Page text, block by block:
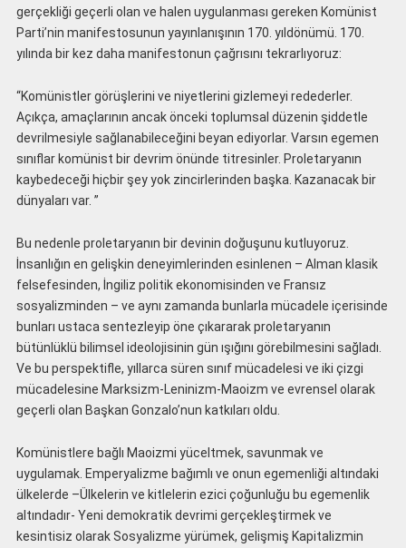
gerçekliği geçerli olan ve halen uygulanması gereken Komünist
Parti’nin manifestosunun yayınlanışının 170. yıldönümü. 170.
yılında bir kez daha manifestonun çağrısını tekrarlıyoruz:
“Komünistler görüşlerini ve niyetlerini gizlemeyi redederler.
Açıkça, amaçlarının ancak önceki toplumsal düzenin şiddetle
devrilmesiyle sağlanabileceğini beyan ediyorlar. Varsın egemen
sınıflar komünist bir devrim önünde titresinler. Proletaryanın
kaybedeceği hiçbir şey yok zincirlerinden başka. Kazanacak bir
dünyaları var. ”
Bu nedenle proletaryanın bir devinin doğuşunu kutluyoruz.
İnsanlığın en gelişkin deneyimlerinden esinlenen – Alman klasik
felsefesinden, İngiliz politik ekonomisinden ve Fransız
sosyalizminden – ve aynı zamanda bunlarla mücadele içerisinde
bunları ustaca sentezleyip öne çıkararak proletaryanın
bütünlüklü bilimsel ideolojisinin gün ışığını görebilmesini sağladı.
Ve bu perspektifle, yıllarca süren sınıf mücadelesi ve iki çizgi
mücadelesine Marksizm-Leninizm-Maoizm ve evrensel olarak
geçerli olan Başkan Gonzalo’nun katkıları oldu.
Komünistlere bağlı Maoizmi yüceltmek, savunmak ve
uygulamak. Emperyalizme bağımlı ve onun egemenliği altındaki
ülkelerde –Ülkelerin ve kitlelerin ezici çoğunluğu bu egemenlik
altındadır- Yeni demokratik devrimi gerçekleştirmek ve
kesintisiz olarak Sosyalizme yürümek, gelişmiş Kapitalizmin